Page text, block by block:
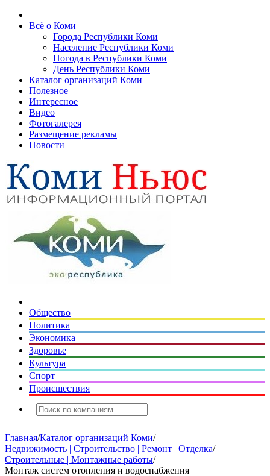
Всё о Коми
Города Республики Коми
Население Республики Коми
Погода в Республики Коми
День Республики Коми
Каталог организаций Коми
Полезное
Интересное
Видео
Фотогалерея
Размещение рекламы
Новости
Общество
Политика
Экономика
Здоровье
Культура
Спорт
Происшествия
Главная/Каталог организаций Коми/
Недвижимость | Строительство | Ремонт | Отделка/
Строительные | Монтажные работы/
Монтаж систем отопления и водоснабжения